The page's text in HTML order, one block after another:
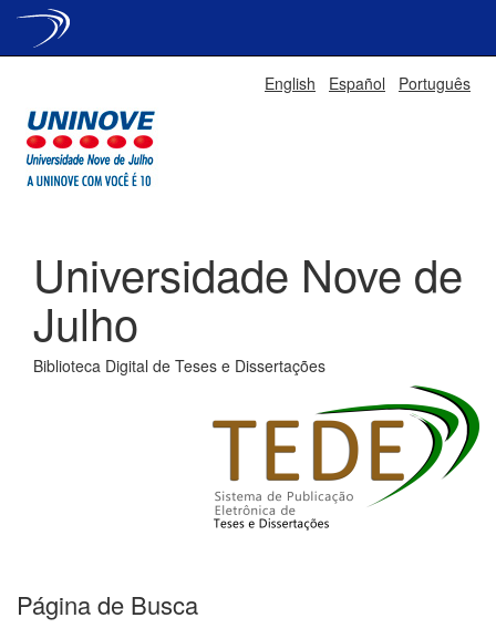
English Español Português
Universidade Nove de
Julho
Biblioteca Digital de Teses e Dissertações
Página de Busca